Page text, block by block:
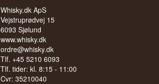
Whisky.dk ApS
Vejstruprødvej 15
6093 Sjølund
www.whisky.dk
ordre@whisky.dk
Tlf. +45 5210 6093
Tlf. tider: kl. 8:15 - 11:00
Cvr: 35210040